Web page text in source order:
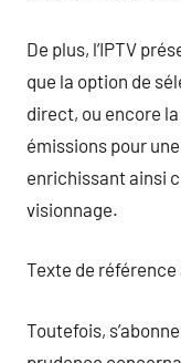
De plus, l’IPTV
que la option de
direct, ou encore
émissions pour
enrichissant ainsi
visionnage.
Texte de référence
Toutefois,